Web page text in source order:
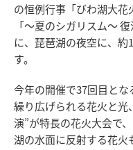
の恒例行事「びわ湖大
「～夏のシガリスム～
に、琵琶湖の夜空に、約
す。
今年の開催で37回目と
繰り広げられる花火と光
演”が特長の花火大会で
湖の水面に反射する花火